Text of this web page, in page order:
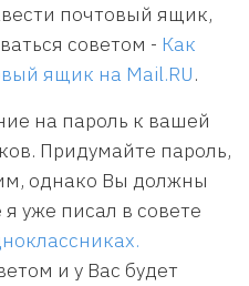
почтовый ящик,
советом - Как
ящик на Mail.RU.
на пароль к вашей
Придумайте пароль,
однако Вы должны
уже писал в совете
и у Вас будет